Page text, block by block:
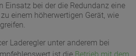
Einsatz bei der die Redundanz eine
einem höherwertigen Gerät, wie
Laderegler unter anderem bei
ist die Betrieb mit dem